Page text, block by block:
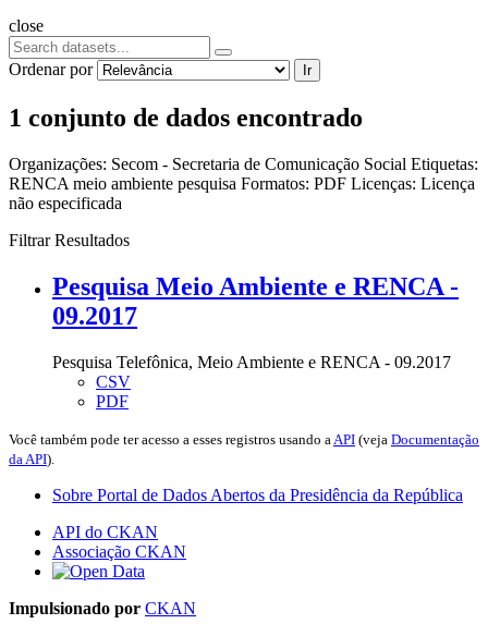
close
Ordenar por Ir
1 conjunto de dados encontrado
Organizações: Secom - Secretaria de Comunicação Social Etiquetas:
RENCA meio ambiente pesquisa Formatos: PDF Licenças: Licença
não especificada
Filtrar Resultados
Pesquisa Meio Ambiente e RENCA -
09.2017
Pesquisa Telefônica, Meio Ambiente e RENCA - 09.2017
CSV
PDF
Você também pode ter acesso a esses registros usando a API (veja Documentação
da API).
Sobre Portal de Dados Abertos da Presidência da República
API do CKAN
Associação CKAN
Impulsionado por CKAN